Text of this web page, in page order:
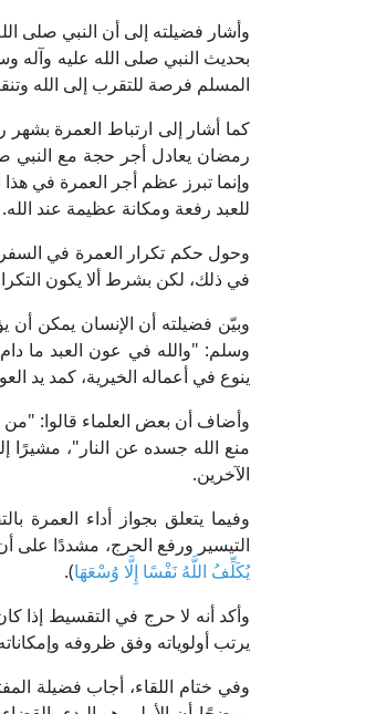
وأشار فضيلته إلى أن النبي صلى
بحديث النبي صلى الله عليه وآله
المسلم فرصة للتقرب إلى الله
كما أشار إلى ارتباط العمرة بشهر
رمضان يعادل أجر حجة مع النبي
وإنما تبرز عظم أجر العمرة في هذا
للعبد رفعة ومكانة عظيمة عند الله.
وحول حكم تكرار العمرة في السفر
في ذلك، لكن بشرط ألا يكون
وبيّن فضيلته أن الإنسان يمكن أن
وسلم: "والله في عون العبد ما
ينوع في أعماله الخيرية، كمد يد
وأضاف أن بعض العلماء قالوا:
منع الله جسده عن النار"، مشيرًا
الآخرين.
وفيما يتعلق بجواز أداء العمرة
التيسير ورفع الحرج، مشددًا على
يُكَلِّفُ اللَّهُ نَفْسًا إِلَّا وُسْعَهَا).
وأكد أنه لا حرج في التقسيط إذا
يرتب أولوياته وفق ظروفه
وفي ختام اللقاء، أجاب فضيلة